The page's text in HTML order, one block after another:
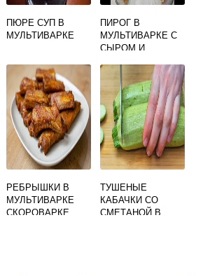
ПЮРЕ СУП В
МУЛЬТИВАРКЕ
ПИРОГ В
МУЛЬТИВАРКЕ С
СЫРОМ И
РЕБРЫШКИ В
МУЛЬТИВАРКЕ
СКОРОВАРКЕ
ТУШЕНЫЕ
КАБАЧКИ СО
СМЕТАНОЙ В